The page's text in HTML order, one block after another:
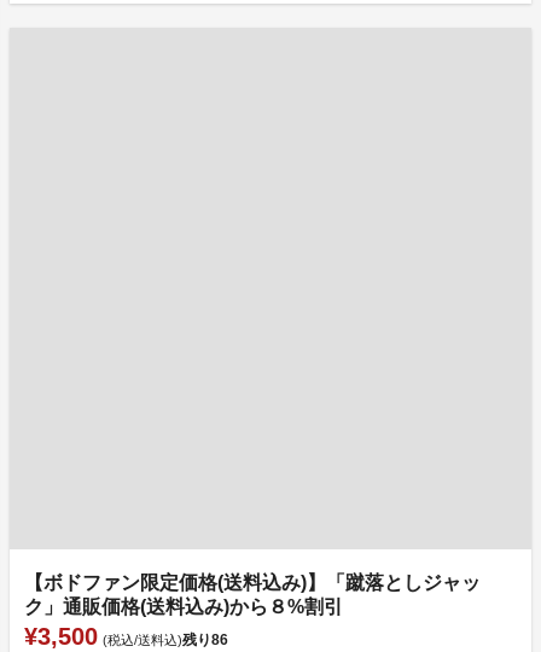
【ボドファン限定価格(送料込み)】「蹴落としジャッ
ク」通販価格(送料込み)から８%割引
¥3,500 (税込/送料込)残り86